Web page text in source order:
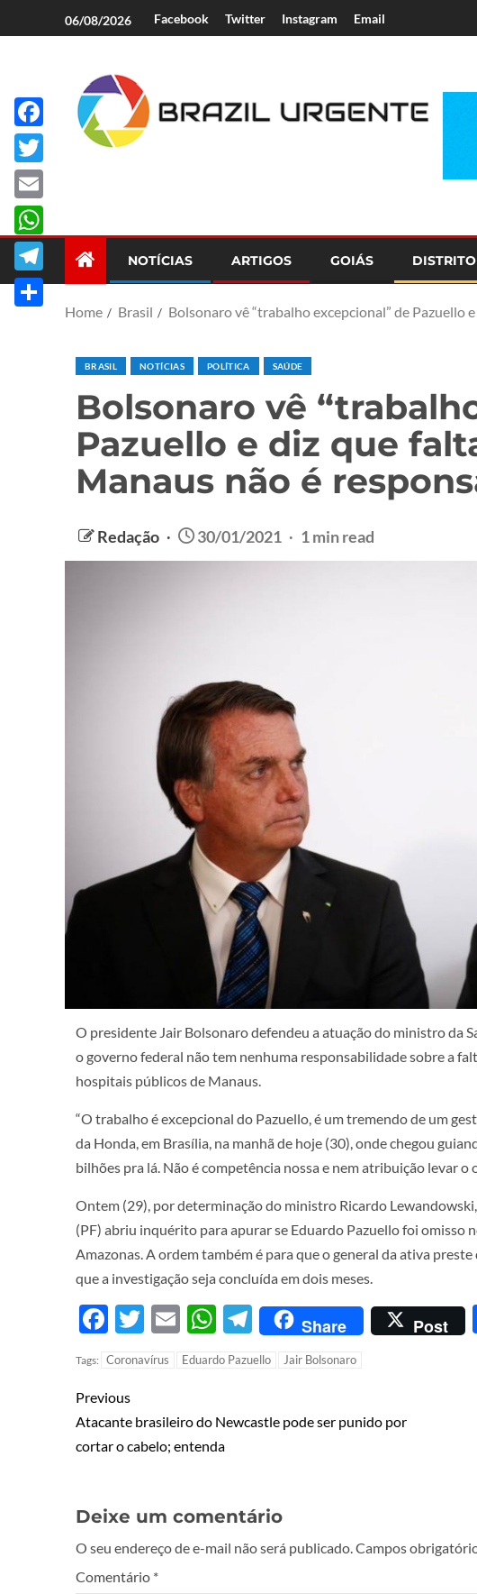
06/08/2026 Facebook Twitter Instagram Email
NOTÍCIAS ARTIGOS GOIÁS
Home Brasil Bolsonaro vê “trabalho excepcional” de Pazuello
BRASIL NOTÍCIAS POLÍTICA SAÚDE
Bolsonaro vê
Pazuello e diz que
Manaus não é
Redação 30/01/2021 1 min read
O presidente Jair Bolsonaro defendeu a atuação do ministro da
o governo federal não tem nenhuma responsabilidade sobre a
hospitais públicos de Manaus.
“O trabalho é excepcional do Pazuello, é um tremendo de um
da Honda, em Brasília, na manhã de hoje (30), onde chegou
bilhões pra lá. Não é competência nossa e nem atribuição levar o
Ontem (29), por determinação do ministro Ricardo
(PF) abriu inquérito para apurar se Eduardo Pazuello foi omisso
Amazonas. A ordem também é para que o general da ativa
que a investigação seja concluída em dois meses.
Facebook
Twitter
EmailWhatsApp
Telegram
Share Post
Tags: Coronavírus Eduardo Pazuello Jair Bolsonaro
Previous
Atacante brasileiro do Newcastle pode ser punido por
cortar o cabelo; entenda
Deixe um comentário
O seu endereço de e-mail não será publicado.Campos
Comentário *
Facebook
Twitter
Email
WhatsApp
Telegram